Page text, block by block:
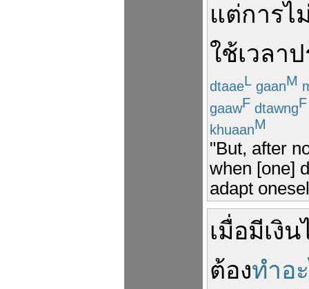
แต่การไ
ใช้เวลา
dtaaeL gaanM
gaawF dtawngF
khuaanM
"But, after
when [one]
adapt
เมื่อมีเงิ
ต้องทำอ